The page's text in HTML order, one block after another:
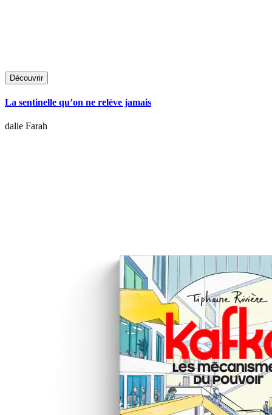
Découvrir
La sentinelle qu’on ne relève jamais
dalie Farah